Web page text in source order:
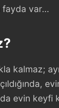
fayda var…
kalmaz;
evin keyfi